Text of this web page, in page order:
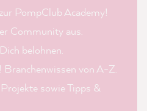
PompClub Academy!
Community aus.
belohnen.
von A-Z.
sowie Tipps &